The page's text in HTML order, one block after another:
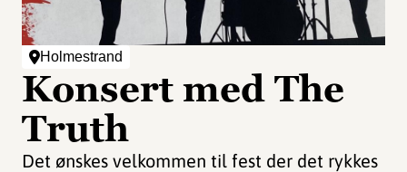
Holmestrand
Konsert med The
Truth
Det ønskes velkommen til fest der det rykkes